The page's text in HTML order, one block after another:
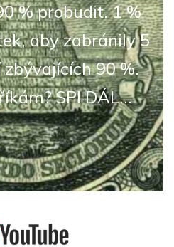
% probudit. 1 %
aby zabránily 5
90 %.
SPI DÁL...